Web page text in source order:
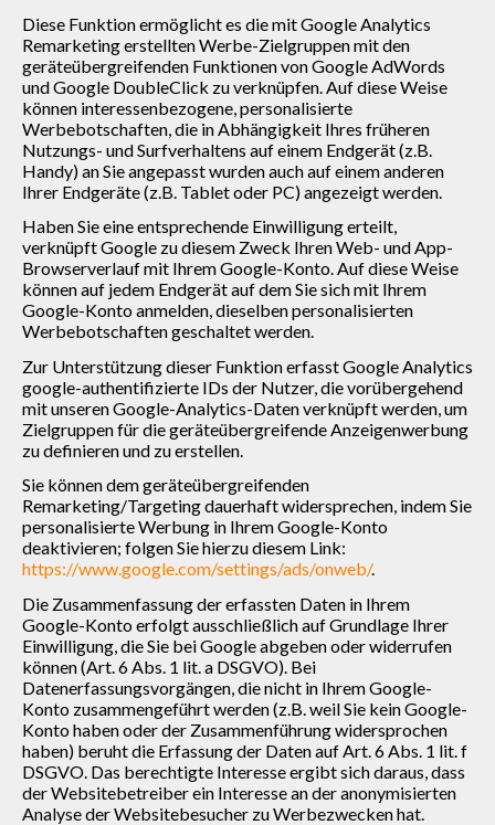
Diese Funktion ermöglicht es die mit Google Analytics
Remarketing erstellten Werbe-Zielgruppen mit den
geräteübergreifenden Funktionen von Google AdWords
und Google DoubleClick zu verknüpfen. Auf diese Weise
können interessenbezogene, personalisierte
Werbebotschaften, die in Abhängigkeit Ihres früheren
Nutzungs- und Surfverhaltens auf einem Endgerät (z.B.
Handy) an Sie angepasst wurden auch auf einem anderen
Ihrer Endgeräte (z.B. Tablet oder PC) angezeigt werden.
Haben Sie eine entsprechende Einwilligung erteilt,
verknüpft Google zu diesem Zweck Ihren Web- und App-
Browserverlauf mit Ihrem Google-Konto. Auf diese Weise
können auf jedem Endgerät auf dem Sie sich mit Ihrem
Google-Konto anmelden, dieselben personalisierten
Werbebotschaften geschaltet werden.
Zur Unterstützung dieser Funktion erfasst Google Analytics
google-authentifizierte IDs der Nutzer, die vorübergehend
mit unseren Google-Analytics-Daten verknüpft werden, um
Zielgruppen für die geräteübergreifende Anzeigenwerbung
zu definieren und zu erstellen.
Sie können dem geräteübergreifenden
Remarketing/Targeting dauerhaft widersprechen, indem Sie
personalisierte Werbung in Ihrem Google-Konto
deaktivieren; folgen Sie hierzu diesem Link:
https://www.google.com/settings/ads/onweb/.
Die Zusammenfassung der erfassten Daten in Ihrem
Google-Konto erfolgt ausschließlich auf Grundlage Ihrer
Einwilligung, die Sie bei Google abgeben oder widerrufen
können (Art. 6 Abs. 1 lit. a DSGVO). Bei
Datenerfassungsvorgängen, die nicht in Ihrem Google-
Konto zusammengeführt werden (z.B. weil Sie kein Google-
Konto haben oder der Zusammenführung widersprochen
haben) beruht die Erfassung der Daten auf Art. 6 Abs. 1 lit. f
DSGVO. Das berechtigte Interesse ergibt sich daraus, dass
der Websitebetreiber ein Interesse an der anonymisierten
Analyse der Websitebesucher zu Werbezwecken hat.